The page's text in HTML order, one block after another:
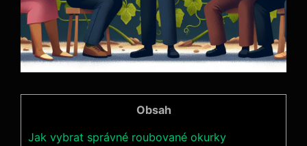
Obsah
Jak vybrat správné roubované okurky